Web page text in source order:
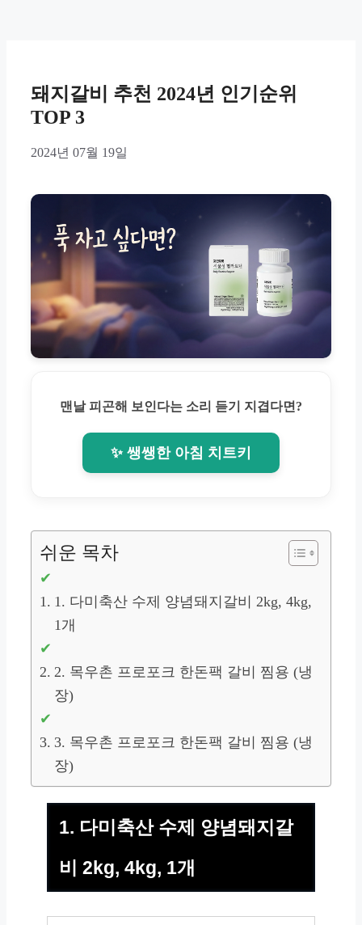
돼지갈비 추천 2024년 인기순위
TOP 3
2024년 07월 19일
맨날 피곤해 보인다는 소리 듣기 지겹다면?
✨ 쌩쌩한 아침 치트키
쉬운 목차
1. 다미축산 수제 양념돼지갈비 2kg, 4kg,
1개
2. 목우촌 프로포크 한돈팩 갈비 찜용 (냉
장)
3. 목우촌 프로포크 한돈팩 갈비 찜용 (냉
장)
1. 다미축산 수제 양념돼지갈
비 2kg, 4kg, 1개